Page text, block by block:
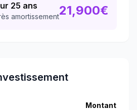
25 ans
amortissement21,900€
Montant